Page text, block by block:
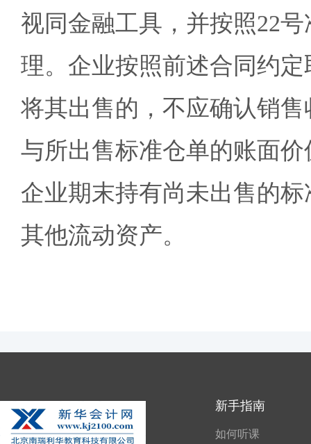
视同金融工具，并按照22
理。企业按照前述合同约
将其出售的，不应确认销
与所出售标准仓单的账面
企业期末持有尚未出售的
其他流动资产。
新手指南
如何听课